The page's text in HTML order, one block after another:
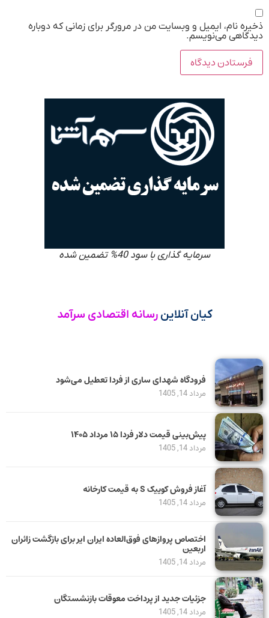
ذخیره نام، ایمیل و وبسایت من در مرورگر برای زمانی که دوباره
دیدگاهی می‌نویسم.
سرمایه گذاری با سود 40% تضمین شده
کیان آنلاین رسانه اقتصادی سرآمد
فرودگاه شهدای ساری از فردا تعطیل می‌شود
مرداد 14, 1405
پیش‌بینی قیمت دلار فردا ۱۵ مرداد ۱۴۰۵
مرداد 14, 1405
آغاز فروش کوییک S به قیمت کارخانه
مرداد 14, 1405
اختصاص پروازهای فوق‌العاده ایران ایر برای بازگشت زائران
اربعین
مرداد 14, 1405
جزئیات جدید از پرداخت معوقات بازنشستگان
مرداد 14, 1405